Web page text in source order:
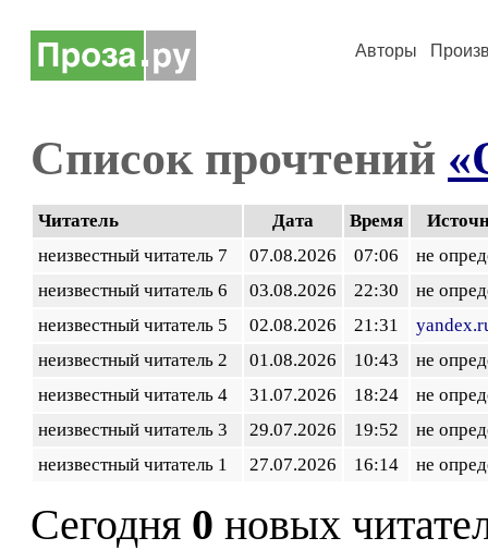
Авторы
Список прочтений
Читатель Дата Время
неизвестный читатель 7
07.08.2026 07:06
не
неизвестный читатель 6
03.08.2026 22:30
не
неизвестный читатель 5
02.08.2026 21:31
неизвестный читатель 2
01.08.2026 10:43
не
неизвестный читатель 4
31.07.2026 18:24
не
неизвестный читатель 3
29.07.2026 19:52
не
неизвестный читатель 1
27.07.2026 16:14 не
Сегодня 0 новых